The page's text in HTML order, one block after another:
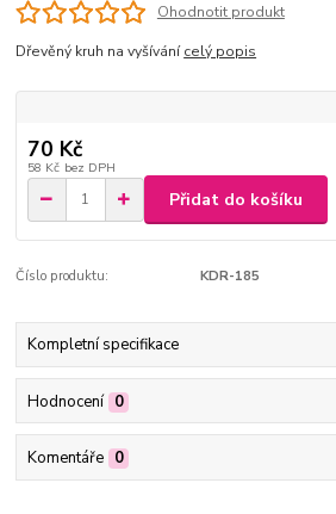
Ohodnotit produkt
Dřevěný kruh na vyšívánícelý popis
70 Kč
58 Kč bez DPH
Přidat do košíku
Číslo produktu: KDR-185
Kompletní specifikace
Hodnocení 0
Komentáře 0